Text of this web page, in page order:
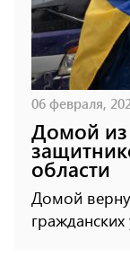
06 февраля,
Домой из
области
Домой